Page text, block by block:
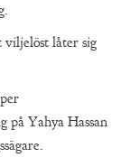
låter sig
på Yahya Hassan